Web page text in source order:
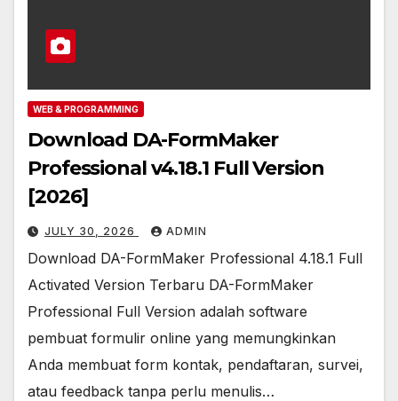
WEB & PROGRAMMING
Download DA-FormMaker
Professional v4.18.1 Full Version
[2026]
JULY 30, 2026 ADMIN
Download DA-FormMaker Professional 4.18.1 Full
Activated Version Terbaru DA-FormMaker
Professional Full Version adalah software
pembuat formulir online yang memungkinkan
Anda membuat form kontak, pendaftaran, survei,
atau feedback tanpa perlu menulis…